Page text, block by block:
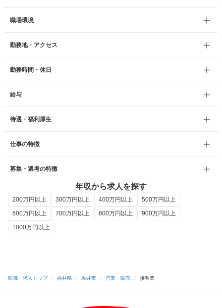
職場環境
勤務地・アクセス
勤務時間・休日
給与
待遇・福利厚生
仕事の特徴
募集・選考の特徴
年収から求人を探す
200万円以上 300万円以上 400万円以上
500万円以上
600万円以上
700万円以上 800万円以上
900万円以上
1000万円以上
転職・求人トップ / 福井県 / 坂井市 / 営業・販売 / 接客業